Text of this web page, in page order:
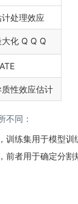
计处理效应
大化 Q Q Q
质性效应估计
不同：
练集用于模型训
者用于确定分